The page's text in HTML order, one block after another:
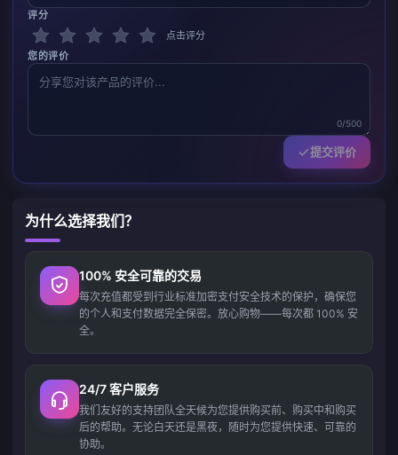
评分
点击评分
您的评价
0/500
提交评价
为什么选择我们？
100% 安全可靠的交易
每次充值都受到行业标准加密支付安全技术的保护，确保您
的个人和支付数据完全保密。放心购物——每次都 100% 安
全。
24/7 客户服务
我们友好的支持团队全天候为您提供购买前、购买中和购买
后的帮助。无论白天还是黑夜，随时为您提供快速、可靠的
协助。